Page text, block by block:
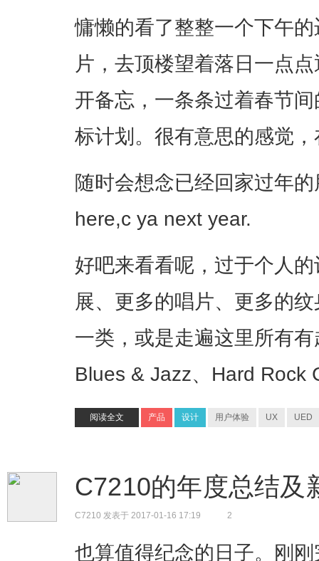
慵懒的看了整整一个下午
片，去顶楼望着落日一点
开备忘，一条条过着春节
标计划。很有意思的感觉
随时会想念已经回家过年
here,c ya next year.
好吧来看看呢，过于个人
展、更多的唱片、更多的
一类，或是走遍这里所有
Blues & Jazz、Hard Rock
阅读全文 产品 设计 用户体验 UX UED
C7210的年度总结及
C7210 发表于 2017-01-16 17:19 2
也算值得纪念的日子。刚